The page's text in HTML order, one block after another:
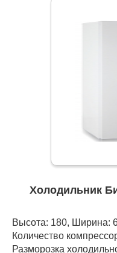
Холодильник
Высота: 180, Ширина:
Количество
Разморозка